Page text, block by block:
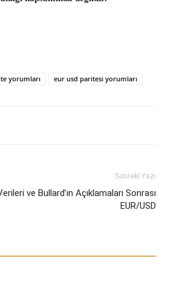
yorumları eur usd paritesi yorumları
Sonraki Yazı
ve Bullard’ın Açıklamaları Sonrası
EUR/USD